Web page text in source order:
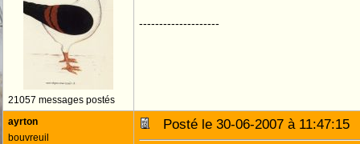
21057 messages postés
--------------------
ayrton
bouvreuil
Posté le 30-06-2007 à